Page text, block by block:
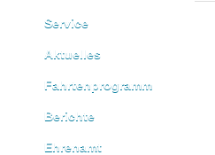
Service
Aktuelles
Fahrtenprogramm
Berichte
Ehrenamt